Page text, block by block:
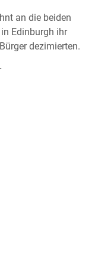
an die beiden
Edinburgh ihr
dezimierten.